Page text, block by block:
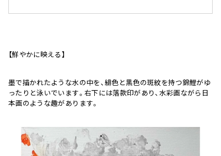
【鮮やかに映える】
墨で描かれたような水の中を、緋色と黒色の斑紋を持つ錦鯉がゆ
ったりと泳いでいます。右下には落款印があり、水彩画ながら日
本画のような趣があります。